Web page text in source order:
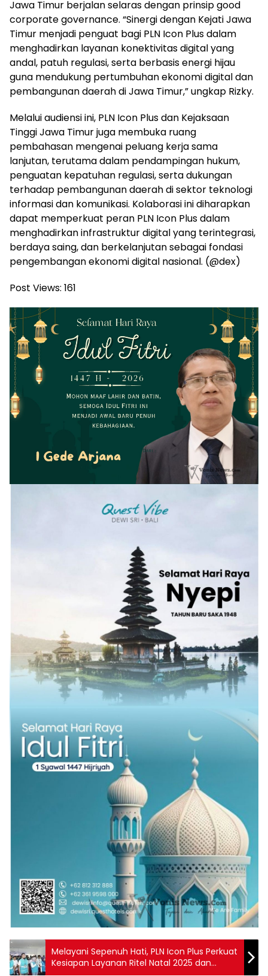
Jawa Timur berjalan selaras dengan prinsip good
corporate governance. “Sinergi dengan Kejati Jawa
Timur menjadi penguat bagi PLN Icon Plus dalam
menghadirkan layanan konektivitas digital yang
andal, patuh regulasi, serta berbasis energi hijau
guna mendukung pertumbuhan ekonomi digital dan
pembangunan daerah di Jawa Timur,” ungkap Rizky.
Melalui audiensi ini, PLN Icon Plus dan Kejaksaan
Tinggi Jawa Timur juga membuka ruang
pembahasan mengenai peluang kerja sama
lanjutan, terutama dalam pendampingan hukum,
penguatan kepatuhan regulasi, serta dukungan
terhadap pembangunan daerah di sektor teknologi
informasi dan komunikasi. Kolaborasi ini diharapkan
dapat memperkuat peran PLN Icon Plus dalam
menghadirkan infrastruktur digital yang terintegrasi,
berdaya saing, dan berkelanjutan sebagai fondasi
pengembangan ekonomi digital nasional. (@dex)
Post Views: 161
Melayani Sepenuh Hati, PLN Icon Plus Perkuat
Kesiapan Layanan Ritel Natal 2025 dan